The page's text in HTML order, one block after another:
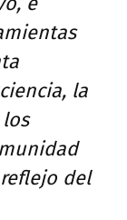
la
del